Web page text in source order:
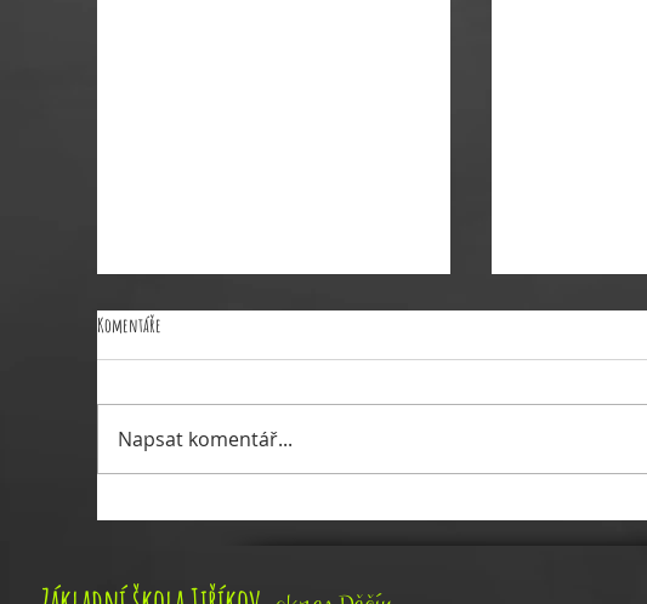
VÝDEJ OBĚDU 26.6.2026
Komentáře
Napsat komentář...